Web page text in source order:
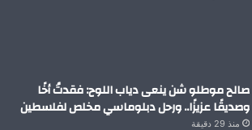
صالح موطلو شن ينعى دياب اللوح: فقدتُ أخًا
وصديقًا عزيزًا.. ورحل دبلوماسي مخلص لفلسطين
منذ 29 دقيقة